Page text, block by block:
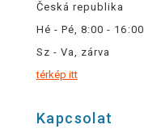
Česká republika
Hé - Pé, 8:00 - 16:00
Sz - Va, zárva
térkép itt
Kapcsolat